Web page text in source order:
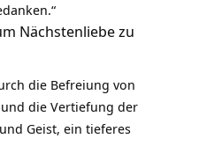
Nächstenliebe zu
die Befreiung von
die Vertiefung der
Geist, ein tieferes